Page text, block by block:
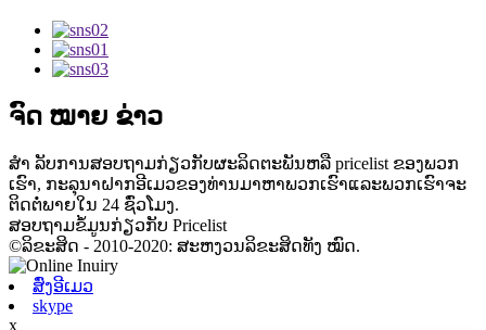
ຈົດ ໝາຍ ຂ່າວ
ສຳ ລັບການສອບຖາມກ່ຽວກັບຜະລິດຕະພັນຫລື pricelist ຂອງພວກ
ເຮົາ, ກະລຸນາຝາກອີເມວຂອງທ່ານມາຫາພວກເຮົາແລະພວກເຮົາຈະ
ຕິດຕໍ່ພາຍໃນ 24 ຊົ່ວໂມງ.
ສອບຖາມຂໍ້ມູນກ່ຽວກັບ Pricelist
©ລິຂະສິດ - 2010-2020: ສະຫງວນລິຂະສິດທັງ ໝົດ.
ສົ່ງອີເມວ
skype
x